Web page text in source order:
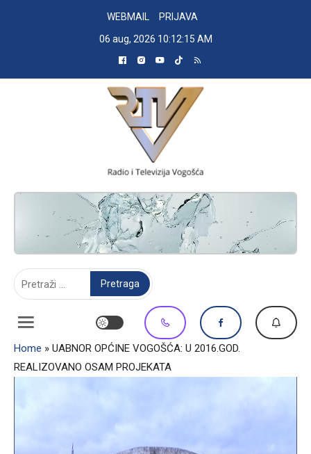
WEBMAIL
PRIJAVA
06 aug, 2026 10:12:16 AM
RADIO TELEVIZIJA VOGOŠĆA
Home » UABNOR OPĆINE VOGOŠĆA: U 2016.GOD.
REALIZOVANO OSAM PROJEKATA